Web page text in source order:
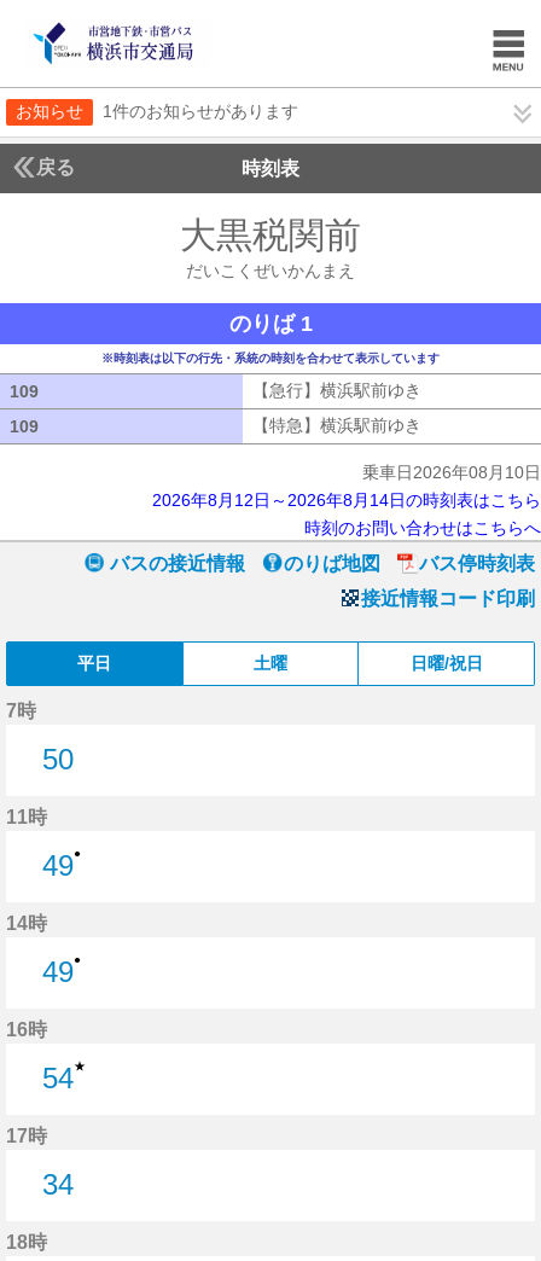
お知らせ 1件のお知らせがあります
戻る 時刻表
大黒税関前
だいこくぜいかんまえ
のりば 1
※時刻表は以下の行先・系統の時刻を合わせて表示しています
109 【急行】横浜駅前ゆき
109
【特急】横浜駅前ゆき
乗車日2026年08月10日
2026年8月12日～2026年8月14日の時刻表はこちら
時刻のお問い合わせはこちらへ
バスの接近情報 のりば地図
バス停時刻表
接近情報コード印刷
平日 土曜 日曜/祝日
7時
50
11時
49●
14時
49●
16時
54★
17時
34
18時